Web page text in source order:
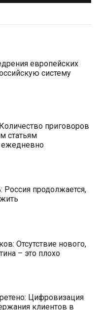
европейских
систему
приговоров
статьям
ежедневно
продолжается,
Отсутствие нового,
– это плохо
Цифровизация
клиентов в